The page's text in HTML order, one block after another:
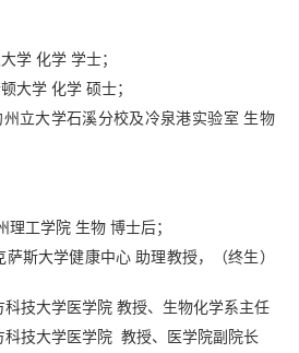
学 化学 学士；
大学 化学 硕士；
立大学石溪分校及冷泉港实验室 生物
工学院 生物 博士后；
斯大学健康中心 助理教授，（终生）
技大学医学院 教授、生物化学系主任
大学医学院 教授、医学院副院长